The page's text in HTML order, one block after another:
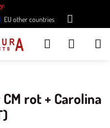
EU other countries
rot + Carolina